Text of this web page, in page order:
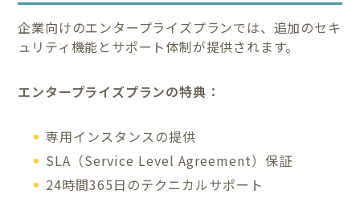
企業向けのエンタープライズプランでは、追加のセキ
ュリティ機能とサポート体制が提供されます。
エンタープライズプランの特典：
専用インスタンスの提供
SLA（Service Level Agreement）保証
24時間365日のテクニカルサポート